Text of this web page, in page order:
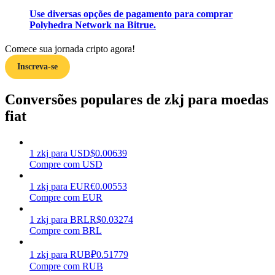
Ganhar
Porquinho poderoso
Ganhe recompensas competitivas diariamente
Use diversas opções de pagamento para comprar
Polyhedra Network na Bitrue.
Comece sua jornada cripto agora!
Inscreva-se
Conversões populares de zkj para moedas
fiat
1 zkj para USD$0.00639
Compre com USD
1 zkj para EUR€0.00553
Compre com EUR
1 zkj para BRLR$0.03274
Compre com BRL
1 zkj para RUB₽0.51779
Compre com RUB